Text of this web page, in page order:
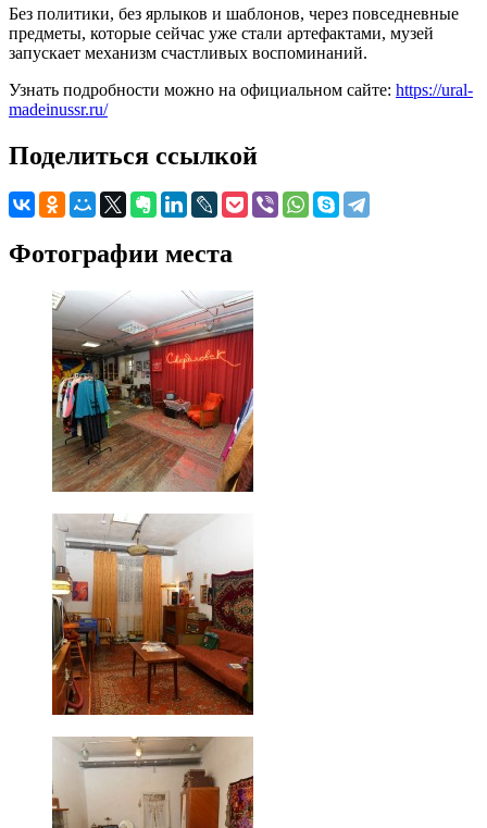
Без политики, без ярлыков и шаблонов, через повседневные
предметы, которые сейчас уже стали артефактами, музей
запускает механизм счастливых воспоминаний.
Узнать подробности можно на официальном сайте: https://ural-
madeinussr.ru/
Поделиться ссылкой
Фотографии места